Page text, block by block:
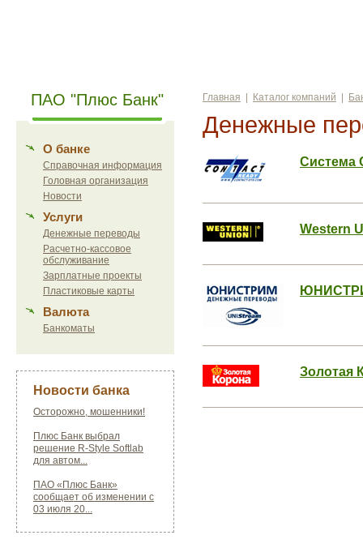
ПАО "Плюс Банк"
О банке
Справочная информация
Головная организация
Новости
Услуги
Денежные переводы
Расчетно-кассовое
обслуживание
Зарплатные проекты
Пластиковые карты
Валюта
Банкоматы
Новости банка
Осторожно, мошенники!
Плюс Банк выбрал
решение R-Style Softlab
для автом...
ПАО «Плюс Банк»
сообщает об изменении с
03 июля 20...
Главная Каталог компаний
Денежные
Система
Western
Золотая